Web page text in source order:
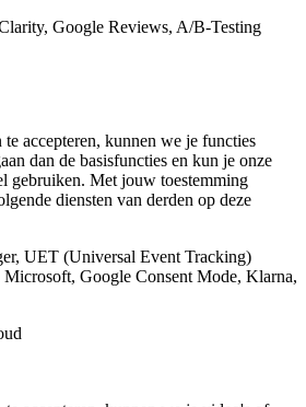
Google Reviews, A/B-Testing
te accepteren, kunnen we je functies
dan de basisfuncties en kun je onze
gebruiken. Met jouw toestemming
diensten van derden op deze
UET (Universal Event Tracking)
Google Consent Mode, Klarna,